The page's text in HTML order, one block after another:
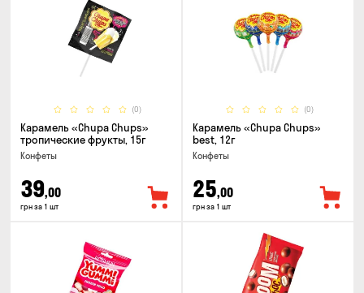
(0)
Карамель «Chupa Chups»
тропические фрукты, 15г
Конфеты
39,00
грн за 1 шт
(0)
Карамель «Chupa Chups»
best, 12г
Конфеты
25,00
грн за 1 шт